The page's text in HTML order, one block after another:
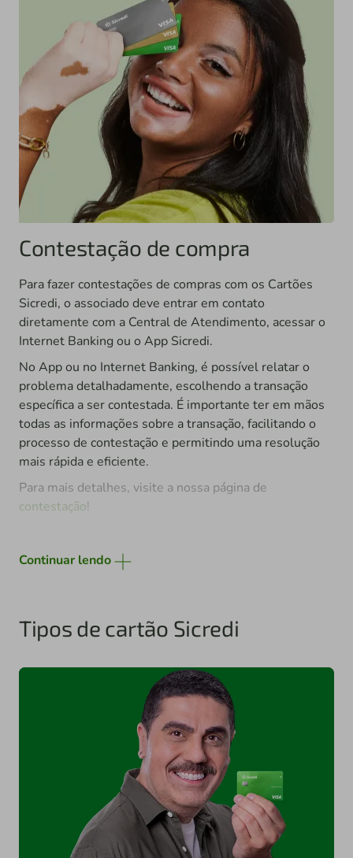
Contestação de compra
Para fazer contestações de compras com os Cartões
Sicredi, o associado deve entrar em contato
diretamente com a Central de Atendimento, acessar o
Internet Banking ou o App Sicredi.
No App ou no Internet Banking, é possível relatar o
problema detalhadamente, escolhendo a transação
específica a ser contestada. É importante ter em mãos
todas as informações sobre a transação, facilitando o
processo de contestação e permitindo uma resolução
mais rápida e eficiente.
Para mais detalhes, visite a nossa página de
contestação!
Continuar lendo
Tipos de cartão Sicredi